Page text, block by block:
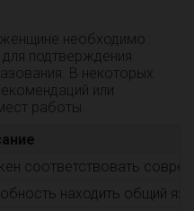
необходимо
подтверждения
В некоторых
или
работы.
соответствовать
находить общий